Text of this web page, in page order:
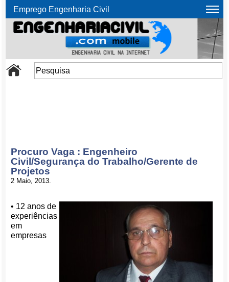
Emprego Engenharia Civil
Procuro Vaga : Engenheiro
Civil/Segurança do Trabalho/Gerente de
Projetos
2 Maio, 2013.
• 12 anos de
experiências
em
empresas